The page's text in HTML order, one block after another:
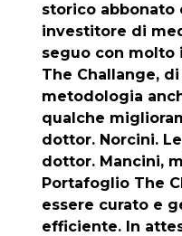
storico abbonato
investitore di
seguo con
The Challange,
metodologia
qualche
dottor. Norcini.
dottor. Mancini,
Portafoglio The
essere curato e
efficiente. In